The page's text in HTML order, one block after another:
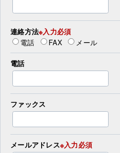
連絡方法※入力必須
電話
FAX メール
電話
ファックス
メールアドレス※入力必須